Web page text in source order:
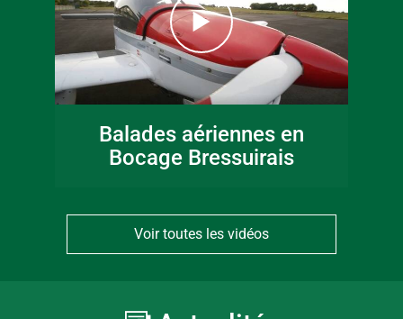
Balades aériennes en
Bocage Bressuirais
Voir toutes les vidéos